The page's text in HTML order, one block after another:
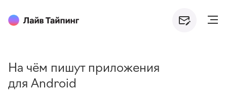
На чём пишут приложения
для Android